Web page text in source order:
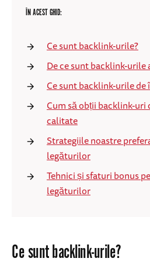
ÎN ACEST GHID:
Ce sunt backlink-urile?
De ce sunt backlink-
Ce sunt backlink-urile
Cum să obții backlink-
calitate
Strategiile noastre
legăturilor
Tehnici și sfaturi bonus
legăturilor
Ce sunt backlink-urile?